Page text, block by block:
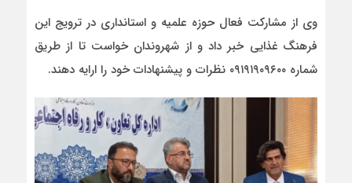
وی از مشارکت فعال حوزه علمیه و استانداری در ترویج این
فرهنگ غذایی خبر داد و از شهروندان خواست تا از طریق
شماره ۰۹۱۹۱۹۰۹۶۰۰ نظرات و پیشنهادات خود را ارایه دهند.